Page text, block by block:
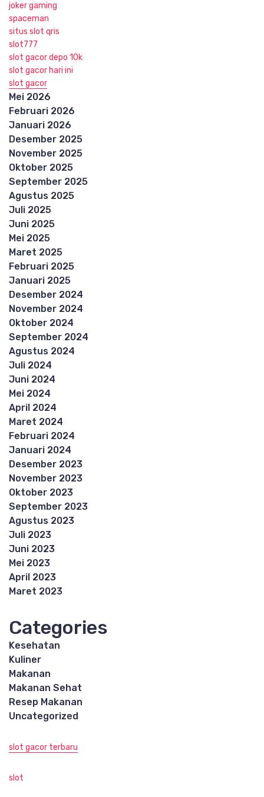
joker gaming
spaceman
situs slot qris
slot777
slot gacor depo 10k
slot gacor hari ini
slot gacor
Mei 2026
Februari 2026
Januari 2026
Desember 2025
November 2025
Oktober 2025
September 2025
Agustus 2025
Juli 2025
Juni 2025
Mei 2025
Maret 2025
Februari 2025
Januari 2025
Desember 2024
November 2024
Oktober 2024
September 2024
Agustus 2024
Juli 2024
Juni 2024
Mei 2024
April 2024
Maret 2024
Februari 2024
Januari 2024
Desember 2023
November 2023
Oktober 2023
September 2023
Agustus 2023
Juli 2023
Juni 2023
Mei 2023
April 2023
Maret 2023
Categories
Kesehatan
Kuliner
Makanan
Makanan Sehat
Resep Makanan
Uncategorized
slot gacor terbaru
slot